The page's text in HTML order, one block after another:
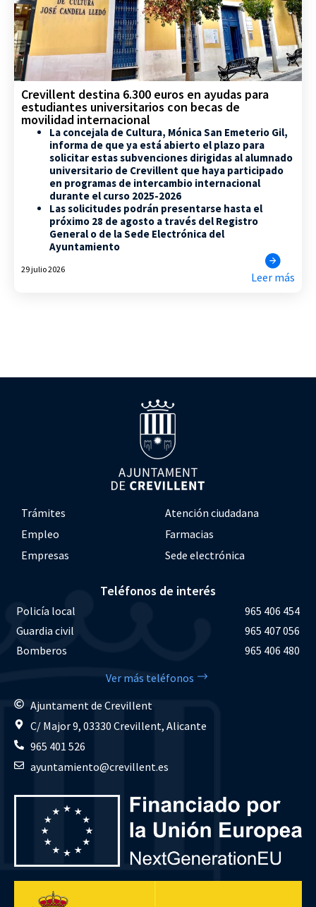
Crevillent destina 6.300 euros en ayudas para
estudiantes universitarios con becas de
movilidad internacional
La concejala de Cultura, Mónica San Emeterio Gil,
informa de que ya está abierto el plazo para
solicitar estas subvenciones dirigidas al alumnado
universitario de Crevillent que haya participado
en programas de intercambio internacional
durante el curso 2025-2026
Las solicitudes podrán presentarse hasta el
próximo 28 de agosto a través del Registro
General o de la Sede Electrónica del
Ayuntamiento
29 julio 2026
Leer más
Trámites
Atención ciudadana
Empleo
Farmacias
Empresas
Sede electrónica
Teléfonos de interés
Policía local
965 406 454
Guardia civil
965 407 056
Bomberos
965 406 480
Ver más teléfonos
Ajuntament de Crevillent
C/ Major 9, 03330 Crevillent, Alicante
965 401 526
ayuntamiento@crevillent.es